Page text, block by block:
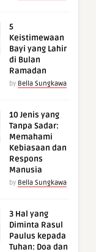
5
Keistimewaan
Bayi yang Lahir
di Bulan
Ramadan
by Bella Sungkawa
10 Jenis yang
Tanpa Sadar:
Memahami
Kebiasaan dan
Respons
Manusia
by Bella Sungkawa
3 Hal yang
Diminta Rasul
Paulus kepada
Tuhan: Doa dan